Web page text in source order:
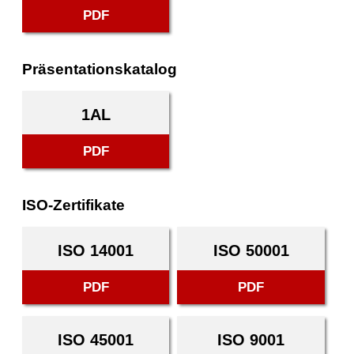
PDF
Präsentationskatalog
1AL
PDF
ISO-Zertifikate
ISO 14001
PDF
ISO 50001
PDF
ISO 45001 ISO 9001